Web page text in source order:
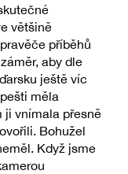
většině
příběhů
aby dle
ještě víc
měla
ji vnímala přesně
Bohužel
Když jsme